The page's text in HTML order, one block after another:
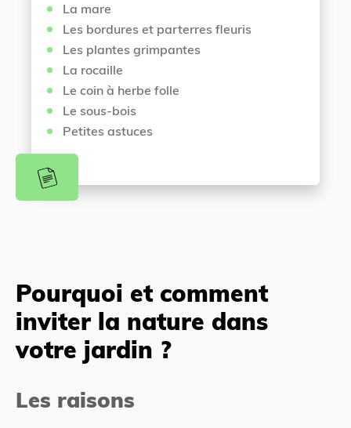
La mare
Les bordures et parterres fleuris
Les plantes grimpantes
La rocaille
Le coin à herbe folle
Le sous-bois
Petites astuces
Pourquoi et comment
inviter la nature dans
votre jardin ?
Les raisons